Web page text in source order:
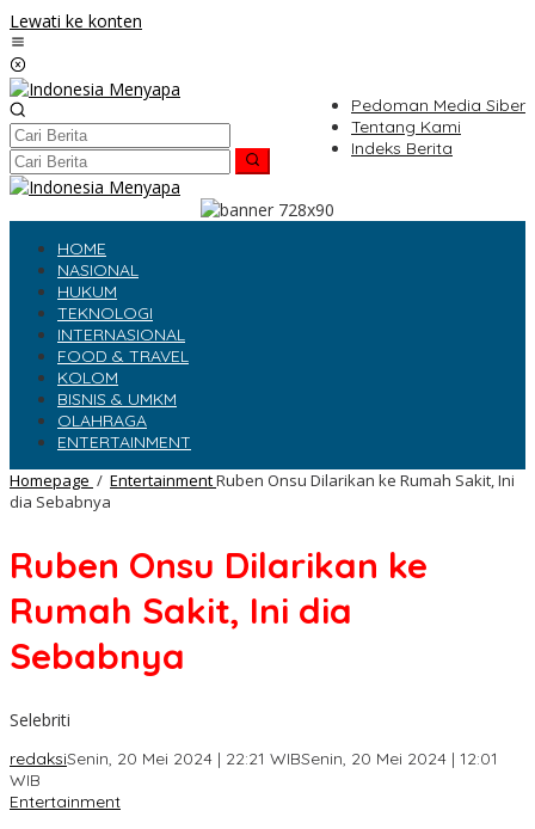
Lewati ke konten
Pedoman Media Siber
Tentang Kami
Indeks Berita
HOME
NASIONAL
HUKUM
TEKNOLOGI
INTERNASIONAL
FOOD & TRAVEL
KOLOM
BISNIS & UMKM
OLAHRAGA
ENTERTAINMENT
Homepage / EntertainmentRuben Onsu Dilarikan ke Rumah Sakit, Ini
dia Sebabnya
Ruben Onsu Dilarikan ke
Rumah Sakit, Ini dia
Sebabnya
Selebriti
redaksiSenin, 20 Mei 2024 | 22:21 WIBSenin, 20 Mei 2024 | 12:01
WIB
Entertainment